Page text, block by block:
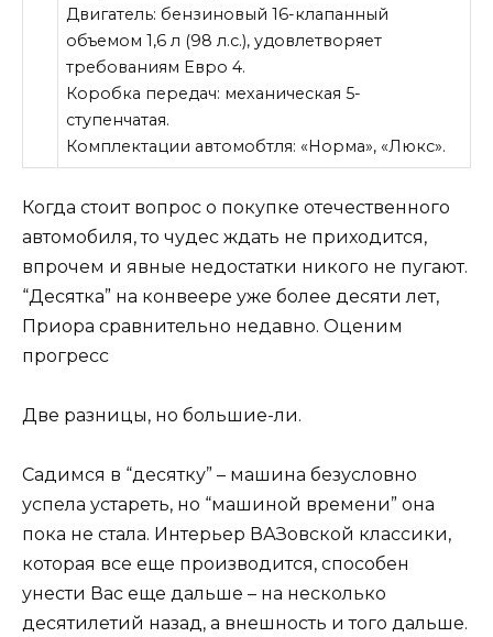
Двигатель: бензиновый 16-клапанный
объемом 1,6 л (98 л.с.), удовлетворяет
требованиям Евро 4.
Коробка передач: механическая 5-
ступенчатая.
Комплектации автомобтля: «Норма», «Люкс».
Когда стоит вопрос о покупке отечественного
автомобиля, то чудес ждать не приходится,
впрочем и явные недостатки никого не пугают.
“Десятка” на конвеере уже более десяти лет,
Приора сравнительно недавно. Оценим
прогресс
Две разницы, но большие-ли.
Садимся в “десятку” – машина безусловно
успела устареть, но “машиной времени” она
пока не стала. Интерьер ВАЗовской классики,
которая все еще производится, способен
унести Вас еще дальше – на несколько
десятилетий назад, а внешность и того дальше.